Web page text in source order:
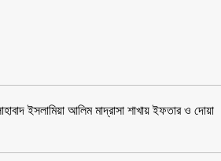
ইসলামিয়া আলিম মাদ্রাসা শাখায় ইফতার ও দোয়া